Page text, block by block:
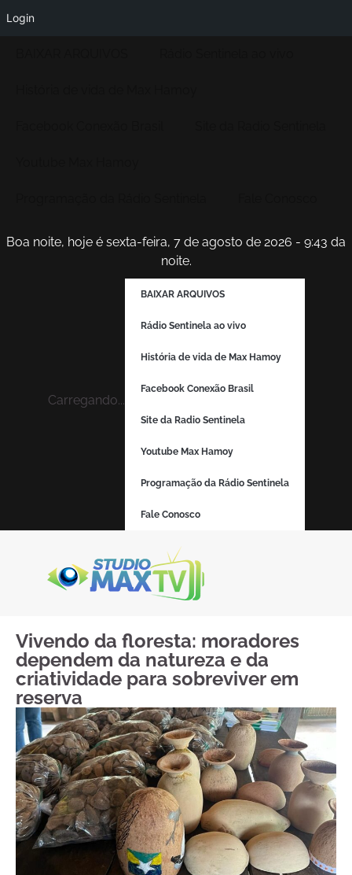
Boa noite, hoje é sexta-feira, 7 de agosto de 2026 - 9:43 da
noite.
Carregando...
BAIXAR ARQUIVOS
Rádio Sentinela ao vivo
História de vida de Max Hamoy
Facebook Conexão Brasil
Site da Radio Sentinela
Youtube Max Hamoy
Programação da Rádio Sentinela
Fale Conosco
Vivendo da floresta: moradores
dependem da natureza e da
criatividade para sobreviver em
reserva
Login